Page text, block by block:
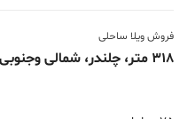
فروش ویلا ساحلی
318 متر، چلندر، شمالی وجنوبی